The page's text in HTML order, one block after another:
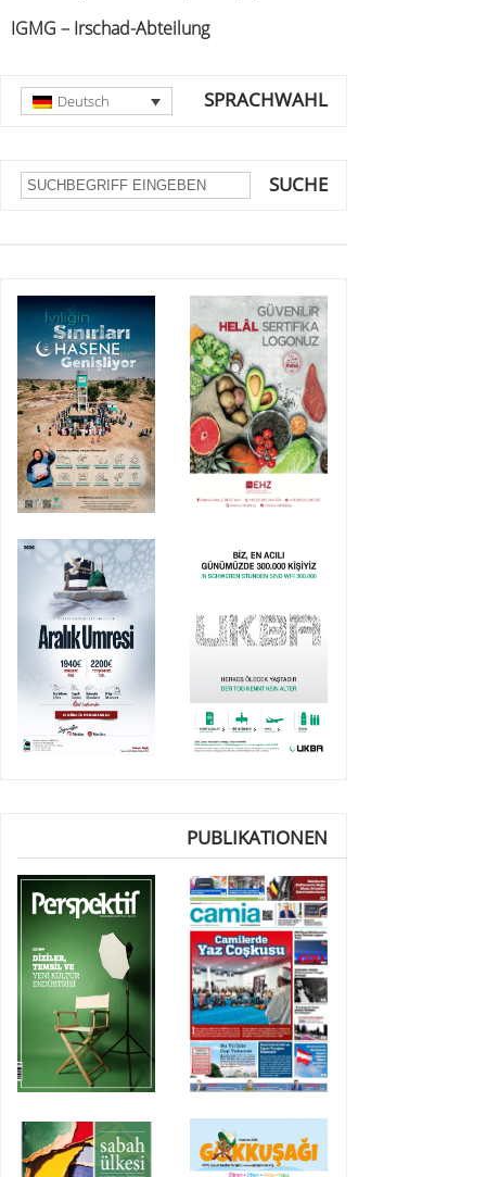
IGMG – Irschad-Abteilung
SPRACHWAHL
Deutsch
SUCHE
PUBLIKATIONEN